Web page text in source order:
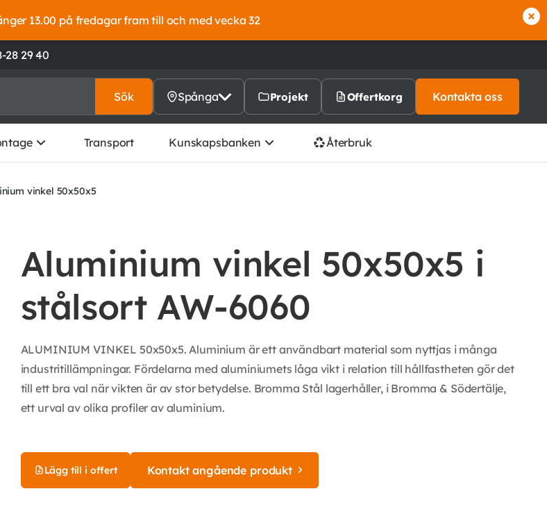
13.00 på fredagar fram till och med vecka 32
28 29 40
Sök Spånga Projekt Offertkorg Kontakta oss
Transport Kunskapsbanken Återbruk
vinkel 50x50x5
Aluminium vinkel 50x50x5 i
stålsort AW-6060
ALUMINIUM VINKEL 50x50x5. Aluminium är ett användbart material som nyttjas i många
industritillämpningar. Fördelarna med aluminiumets låga vikt i relation till hållfastheten gör det
till ett bra val när vikten är av stor betydelse. Bromma Stål lagerhåller, i Bromma & Södertälje,
ett urval av olika profiler av aluminium.
Lägg till i offert Kontakt angående produkt